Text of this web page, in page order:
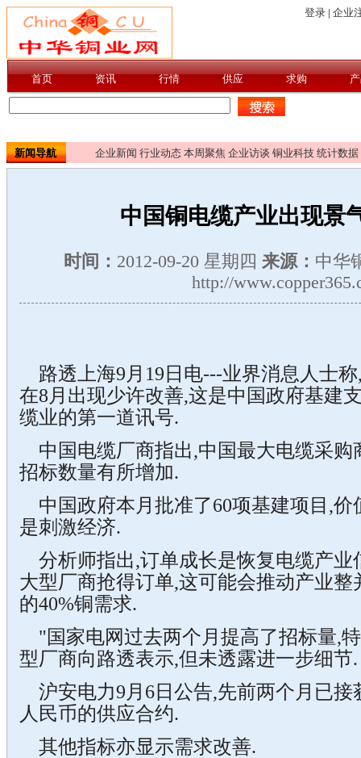
新闻导航 企业新闻 行业动态 本周聚焦 企业访谈 铜业科技 统计数据
中国铜电缆产业出现景
时间： 2012-09-20 星期四 来源： 中华
http://
路透上海9月19日电---业界消息人士
在8月出现少许改善,这是中国政府基建
缆业的第一道讯号.
中国电缆厂商指出,中国最大电缆采购
招标数量有所增加.
中国政府本月批准了60项基建项目,价
是刺激经济.
分析师指出,订单成长是恢复电缆产业
大型厂商抢得订单,这可能会推动产业
的40%铜需求.
"国家电网过去两个月提高了招标量,
型厂商向路透表示,但未透露进一步细节.
沪安电力9月6日公告,先前两个月已接
人民币的供应合约.
其他指标亦显示需求改善.